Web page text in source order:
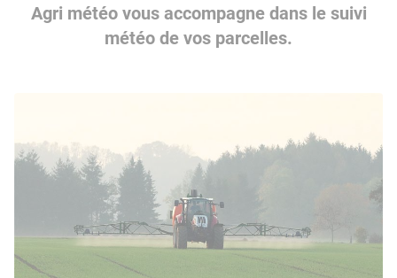
Agri météo vous accompagne dans le suivi
météo de vos parcelles.